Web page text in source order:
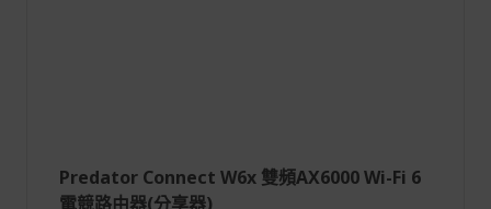
Predator Connect W6x 雙頻AX6000 Wi-Fi 6
電競路由器(分享器)